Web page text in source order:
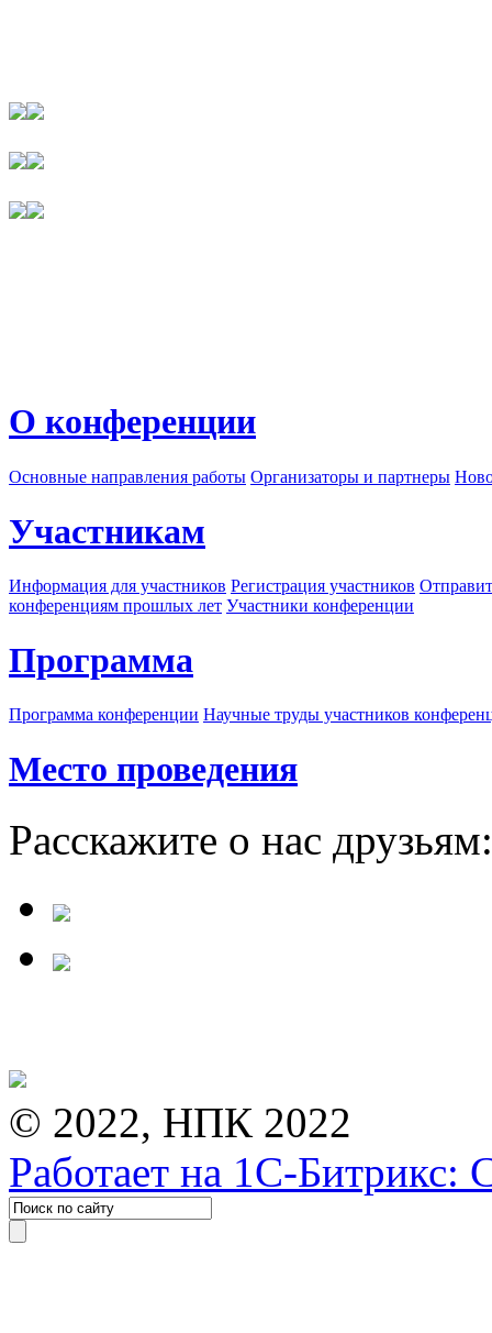
О конференции
Основные направления работы Организаторы и партнеры
Участникам
Информация для участников Регистрация участников
конференциям прошлых лет Участники конференции
Программа
Программа конференции Научные труды участников
Место проведения
Расскажите о нас друзьям:
© 2022, НПК 2022
Работает на 1С-Битрикс: